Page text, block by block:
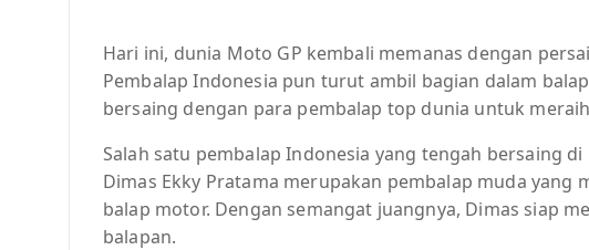
Hari ini, dunia Moto GP kembali memanas dengan
Pembalap Indonesia pun turut ambil bagian dalam
bersaing dengan para pembalap top dunia untuk
Salah satu pembalap Indonesia yang tengah bersaing
Dimas Ekky Pratama merupakan pembalap muda yang
balap motor. Dengan semangat juangnya, Dimas siap
balapan.